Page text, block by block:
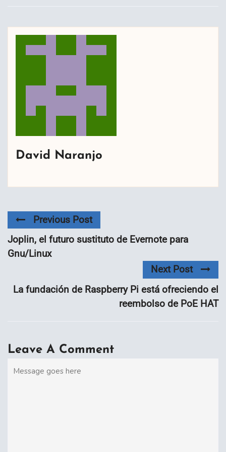
David Naranjo
Previous Post
Joplin, el futuro sustituto de Evernote para
Gnu/Linux
Next Post
La fundación de Raspberry Pi está ofreciendo el
reembolso de PoE HAT
Leave A Comment